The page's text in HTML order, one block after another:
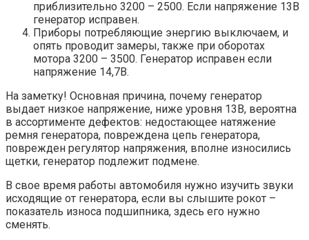
приблизительно 3200 – 2500. Если напряжение 13В
генератор исправен.
Приборы потребляющие энергию выключаем, и
опять проводит замеры, также при оборотах
мотора 3200 – 3500. Генератор исправен если
напряжение 14,7В.
На заметку! Основная причина, почему генератор
выдает низкое напряжение, ниже уровня 13В, вероятна
в ассортименте дефектов: недостающее натяжение
ремня генератора, повреждена цепь генератора,
поврежден регулятор напряжения, вполне износились
щетки, генератор подлежит подмене.
В свое время работы автомобиля нужно изучить звуки
исходящие от генератора, если вы слышите рокот –
показатель износа подшипника, здесь его нужно
сменять.